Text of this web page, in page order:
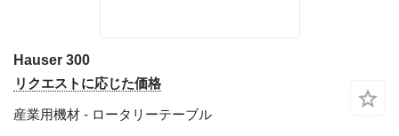
Hauser 300
リクエストに応じた価格
産業用機材 - ロータリーテーブル